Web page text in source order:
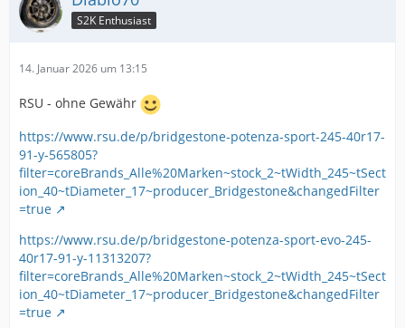
S2K Enthusiast
14. Januar 2026 um 13:15
RSU - ohne Gewähr
https://www.rsu.de/p/bridgestone-potenza-sport-245-40r17-
91-y-565805?
filter=coreBrands_Alle%20Marken~stock_2~tWidth_245~tSect
ion_40~tDiameter_17~producer_Bridgestone&changedFilter
=true
https://www.rsu.de/p/bridgestone-potenza-sport-evo-245-
40r17-91-y-11313207?
filter=coreBrands_Alle%20Marken~stock_2~tWidth_245~tSect
ion_40~tDiameter_17~producer_Bridgestone&changedFilter
=true